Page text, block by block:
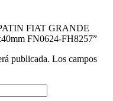
FIAT GRANDE
FN0624-FH8257”
publicada. Los campos